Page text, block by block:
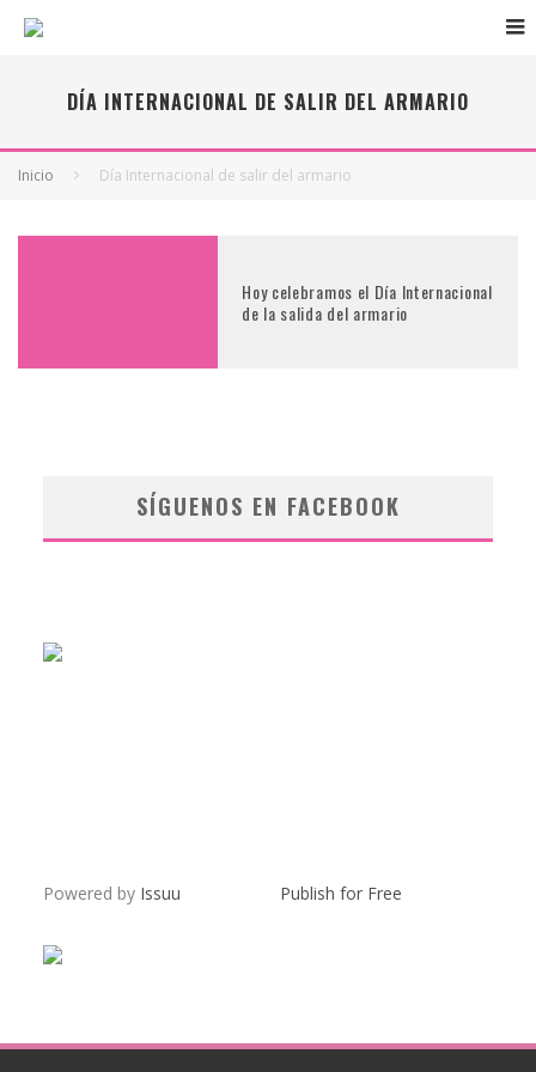
DÍA INTERNACIONAL DE SALIR DEL ARMARIO
Inicio Día Internacional de salir del armario
Hoy celebramos el Día Internacional
de la salida del armario
SÍGUENOS EN FACEBOOK
Powered by Issuu Publish for Free